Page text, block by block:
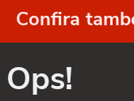
Confira
Ops!